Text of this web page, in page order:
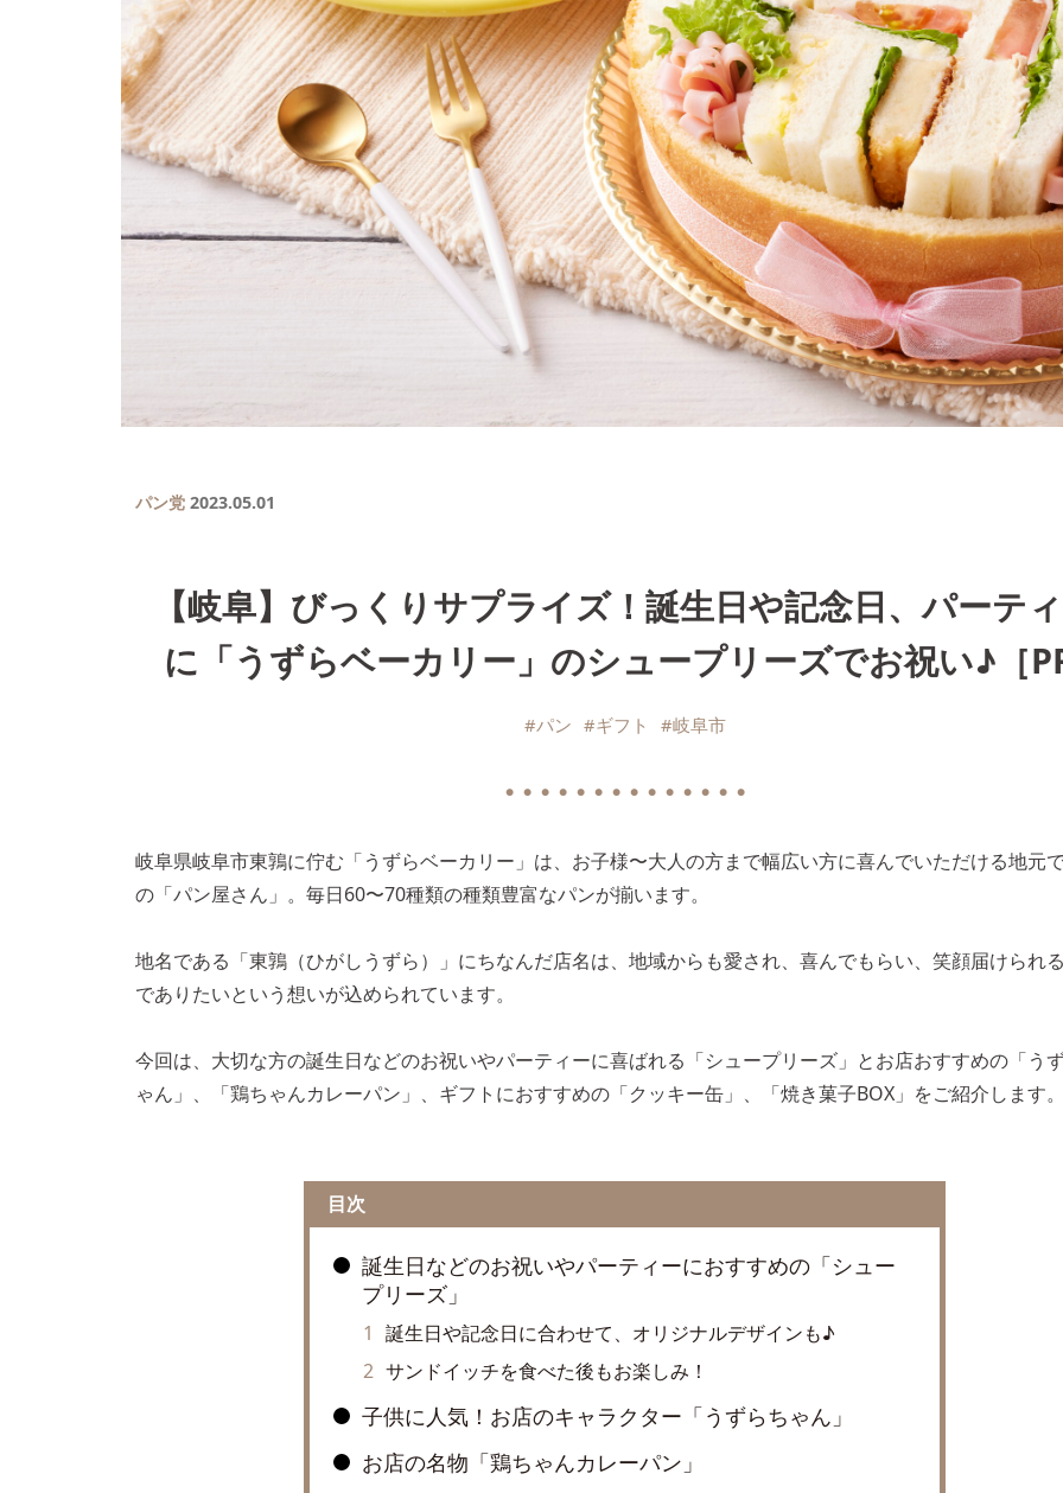
パン党 2023.05.01
【岐阜】びっくりサプライズ！誕生日や記念日、パーテ
に「うずらベーカリー」のシュープリーズでお祝い♪［
#パン #ギフト #岐阜市
● ● ● ● ● ● ● ● ● ● ● ● ● ●
岐阜県岐阜市東鶉に佇む「うずらベーカリー」は、お子様〜大人の方まで幅広い方に喜んでいただける地元
の「パン屋さん」。毎日60〜70種類の種類豊富なパンが揃います。
地名である「東鶉（ひがしうずら）」にちなんだ店名は、地域からも愛され、喜んでもらい、笑顔届けられ
でありたいという想いが込められています。
今回は、大切な方の誕生日などのお祝いやパーティーに喜ばれる「シュープリーズ」とお店おすすめの「う
ゃん」、「鶏ちゃんカレーパン」、ギフトにおすすめの「クッキー缶」、「焼き菓子BOX」をご紹介します
目次
誕生日などのお祝いやパーティーにおすすめの「シュー
プリーズ」
誕生日や記念日に合わせて、オリジナルデザインも♪
サンドイッチを食べた後もお楽しみ！
子供に人気！お店のキャラクター「うずらちゃん」
お店の名物「鶏ちゃんカレーパン」